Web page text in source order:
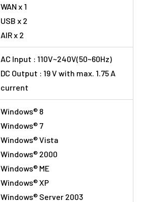
WAN x 1
USB x 2
AIR x 2
AC Input : 110V~240V(50~60Hz)
DC Output : 19 V with max. 1.75 A
current
Windows® 8
Windows® 7
Windows® Vista
Windows® 2000
Windows® ME
Windows® XP
Windows® Server 2003